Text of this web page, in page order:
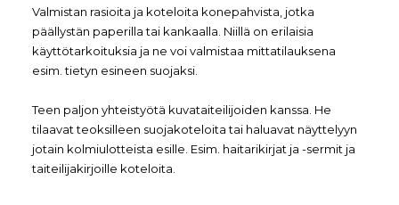
Valmistan rasioita ja koteloita konepahvista, jotka
päällystän paperilla tai kankaalla. Niillä on erilaisia
käyttötarkoituksia ja ne voi valmistaa mittatilauksena
esim. tietyn esineen suojaksi.
Teen paljon yhteistyötä kuvataiteilijoiden kanssa. He
tilaavat teoksilleen suojakoteloita tai haluavat näyttelyyn
jotain kolmiulotteista esille. Esim. haitarikirjat ja -sermit ja
taiteilijakirjoille koteloita.